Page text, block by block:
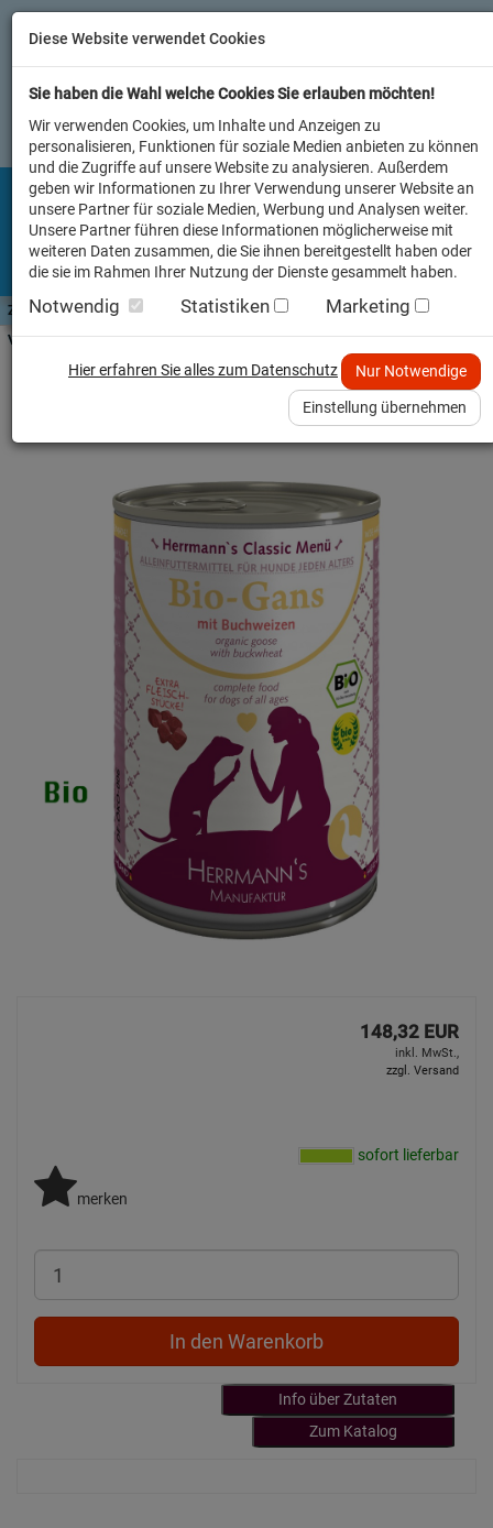
Zutaten A-Z Futterwissen mit Vorrat SPAREN AllesFinder
Service FAQ
Verkäufer vor Ort
48er-SET Bio Gans mit Buchweizen 400g
Hund Nassfutter Herrmann
148,32 EUR
inkl. MwSt.,
zzgl. Versand
sofort lieferbar
merken
In den Warenkorb
Info über Zutaten
Zum Katalog
Diese Website verwendet Cookies
Sie haben die Wahl welche Cookies Sie erlauben möchten!
Wir verwenden Cookies, um Inhalte und Anzeigen zu
personalisieren, Funktionen für soziale Medien anbieten zu können
und die Zugriffe auf unsere Website zu analysieren. Außerdem
geben wir Informationen zu Ihrer Verwendung unserer Website an
unsere Partner für soziale Medien, Werbung und Analysen weiter.
Unsere Partner führen diese Informationen möglicherweise mit
weiteren Daten zusammen, die Sie ihnen bereitgestellt haben oder
die sie im Rahmen Ihrer Nutzung der Dienste gesammelt haben.
Notwendig Statistiken Marketing
Hier erfahren Sie alles zum Datenschutz Nur Notwendige
Einstellung übernehmen